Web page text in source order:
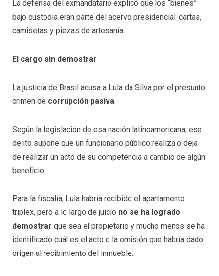
La defensa del exmandatario explicó que los “bienes”
bajo custodia eran parte del acervo presidencial: cartas,
camisetas y piezas de artesanía.
El cargo sin demostrar
La justicia de Brasil acusa a Lula da Silva por el presunto
crimen de corrupción pasiva.
Según la legislación de esa nación latinoamericana, ese
delito supone que un funcionario público realiza o deja
de realizar un acto de su competencia a cambio de algún
beneficio.
Para la fiscalía, Lula habría recibido el apartamento
triplex, pero a lo largo de juicio no se ha logrado
demostrar que sea el propietario y mucho menos se ha
identificado cuál es el acto o la omisión que habría dado
origen al recibimiento del inmueble.